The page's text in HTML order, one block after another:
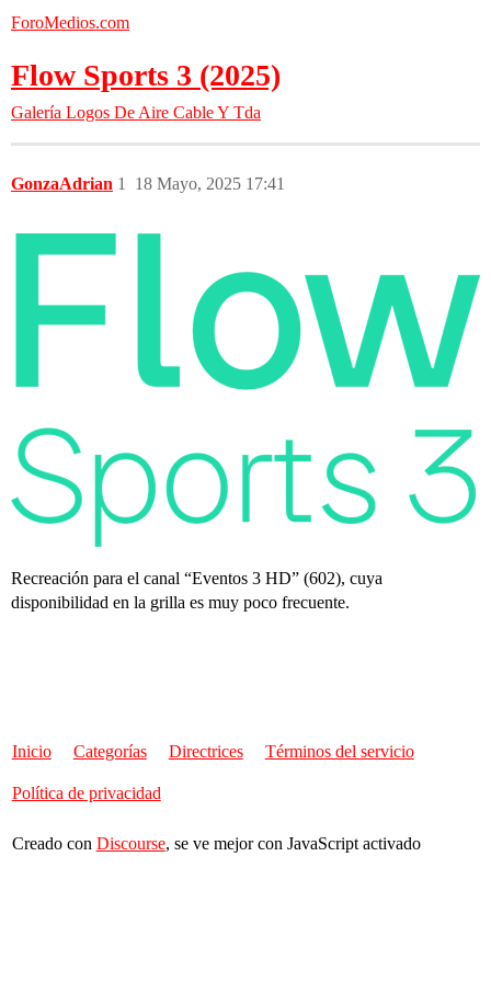
ForoMedios.com
Flow Sports 3 (2025)
Galería Logos De Aire Cable Y Tda
GonzaAdrian 18 Mayo, 2025 17:41
1
Recreación para el canal “Eventos 3 HD” (602), cuya
disponibilidad en la grilla es muy poco frecuente.
Inicio Categorías Directrices Términos del servicio
Política de privacidad
Creado con Discourse, se ve mejor con JavaScript activado